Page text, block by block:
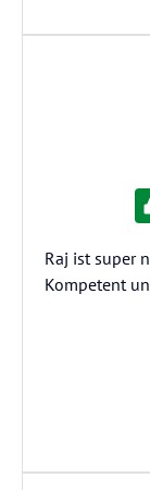
Raj ist super
Kompetent